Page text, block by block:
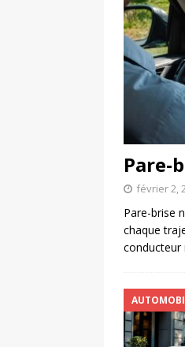
Pare-
février 2,
Pare-brise
chaque
conducteur